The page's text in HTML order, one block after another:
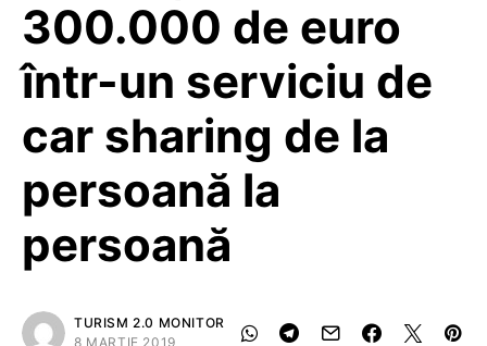
300.000 de euro
într-un serviciu de
car sharing de la
persoană la
persoană
TURISM 2.0 MONITOR
8 MARTIE 2019